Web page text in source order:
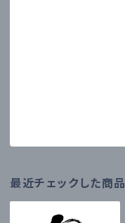
最近チェックした商品